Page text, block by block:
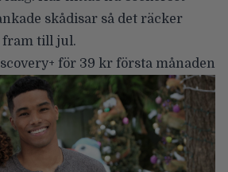
skådisar så det räcker
fram till jul.
för 39 kr första månaden